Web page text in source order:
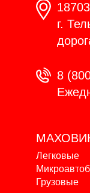
г.
8
Легковые
Грузовые